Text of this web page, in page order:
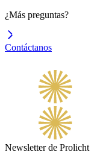
¿Más preguntas?
Contáctanos
Newsletter de Prolicht